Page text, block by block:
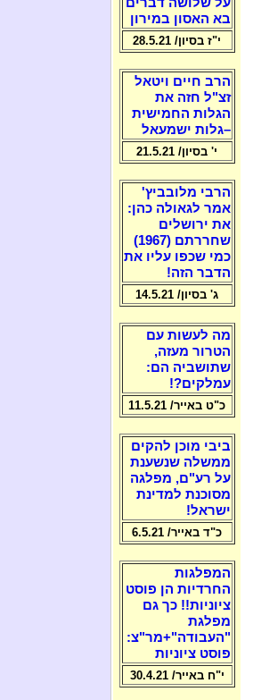
בא האסון במירון
י"ז בסיון/ 28.5.21
הרב חיים ויטאל
זצ"ל חזה את
הגלות החמישית
–גלות ישמעאל
י' בסיון/ 21.5.21
הרבי מלובביץ'
אמר לגאולה כהן:
את ירושלים
שחררתם (1967)
כמי שכפו עליו את
הדבר הזה!
ג' בסיון/ 14.5.21
מה לעשות עם
הטרור מעזה,
שתושביה הם:
עמלקים?!
כ"ט באייר/ 11.5.21
ביבי מוכן להקים
ממשלה שנשענת
על רע"ם, מפלגה
מסוכנת למדינת
ישראל!
כ"ד באייר/ 6.5.21
המפלגות
החרדיות הן פוסט
ציוניות!! כך גם
מפלגת
"העבודה"+מר"צ:
פוסט ציוניות
י"ח באייר/ 30.4.21